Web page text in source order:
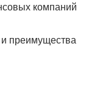
компаний
преимущества